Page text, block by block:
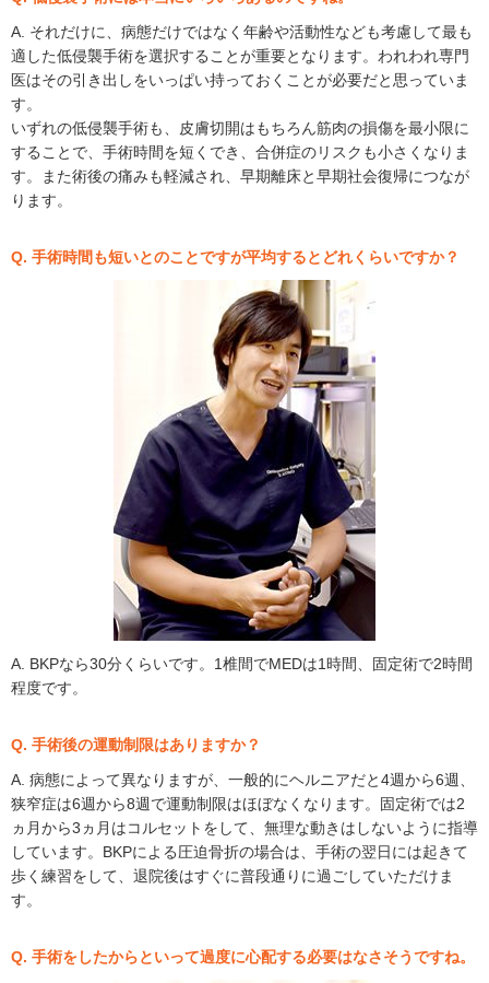
A. それだけに、病態だけではなく年齢や活動性なども考慮して最も
適した低侵襲手術を選択することが重要となります。われわれ専門
医はその引き出しをいっぱい持っておくことが必要だと思っていま
す。
いずれの低侵襲手術も、皮膚切開はもちろん筋肉の損傷を最小限に
することで、手術時間を短くでき、合併症のリスクも小さくなりま
す。また術後の痛みも軽減され、早期離床と早期社会復帰につなが
ります。
Q. 手術時間も短いとのことですが平均するとどれくらいですか？
A. BKPなら30分くらいです。1椎間でMEDは1時間、固定術で2時間
程度です。
Q. 手術後の運動制限はありますか？
A. 病態によって異なりますが、一般的にヘルニアだと4週から6週、
狭窄症は6週から8週で運動制限はほぼなくなります。固定術では2
ヵ月から3ヵ月はコルセットをして、無理な動きはしないように指導
しています。BKPによる圧迫骨折の場合は、手術の翌日には起きて
歩く練習をして、退院後はすぐに普段通りに過ごしていただけま
す。
Q. 手術をしたからといって過度に心配する必要はなさそうですね。